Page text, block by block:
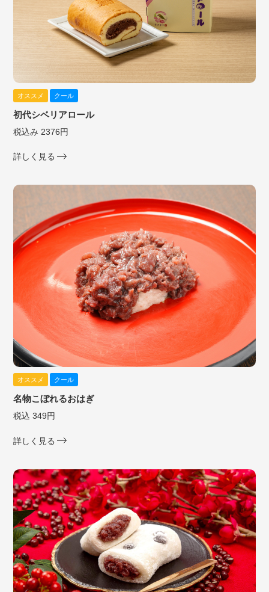
オススメ クール
初代シベリアロール
税込み 2376円
詳しく見る
オススメ クール
名物こぼれるおはぎ
税込 349円
詳しく見る